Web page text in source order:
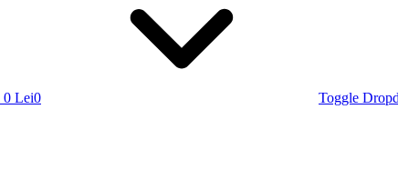
0 Lei0
Toggle